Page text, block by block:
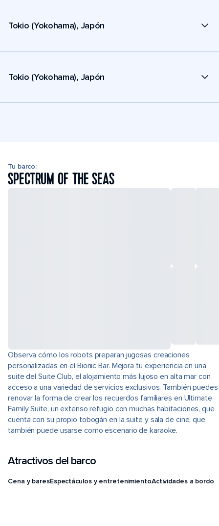
Tokio (Yokohama), Japón
Tokio (Yokohama), Japón
Tu barco:
SPECTRUM OF THE SEAS
Observa cómo los robots preparan jugosas creaciones
personalizadas en el Bionic Bar. Mejora tu experiencia en una
suite del Suite Club, el alojamiento más lujoso en alta mar con
acceso a una variedad de servicios exclusivos. También puedes
renovar la forma de crear los recuerdos familiares en Ultimate
Family Suite, un extenso refugio con muchas habitaciones, que
cuenta con su propio tobogán en la suite y sala de cine, que
también puede usarse como escenario de karaoke.
Atractivos del barco
Cena y baresEspectáculos y entretenimientoActividades a bordo